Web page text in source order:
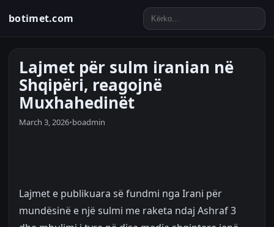
botimet.com
Lajmet për sulm iranian në
Shqipëri, reagojnë
Muxhahedinët
March 3, 2026•boadmin
Lajmet e publikuara së fundmi nga Irani për
mundësinë e një sulmi me raketa ndaj Ashraf 3